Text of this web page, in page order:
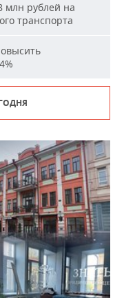
млн рублей на
транспорта